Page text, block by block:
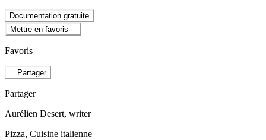
Documentation gratuite
Mettre en favoris
Favoris
Partager
Partager
Aurélien Desert, writer
Pizza, Cuisine italienne